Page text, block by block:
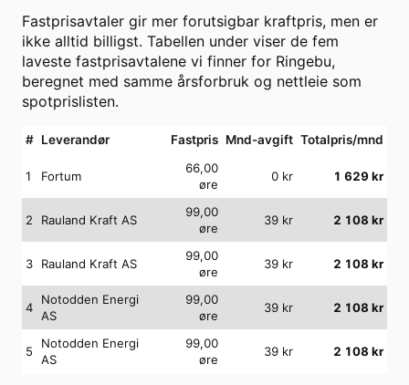
Fastprisavtaler gir mer forutsigbar kraftpris, men er
ikke alltid billigst. Tabellen under viser de fem
laveste fastprisavtalene vi finner for Ringebu,
beregnet med samme årsforbruk og nettleie som
spotprislisten.
# Leverandør Fastpris Mnd-avgift Totalpris/mnd
1 Fortum
66,00
øre
0 kr 1 629 kr
2 Rauland Kraft AS
99,00
øre
39 kr 2 108 kr
3 Rauland Kraft AS
99,00
øre
39 kr 2 108 kr
4
Notodden Energi
AS
99,00
øre
39 kr 2 108 kr
5
Notodden Energi
AS
99,00
øre
39 kr 2 108 kr